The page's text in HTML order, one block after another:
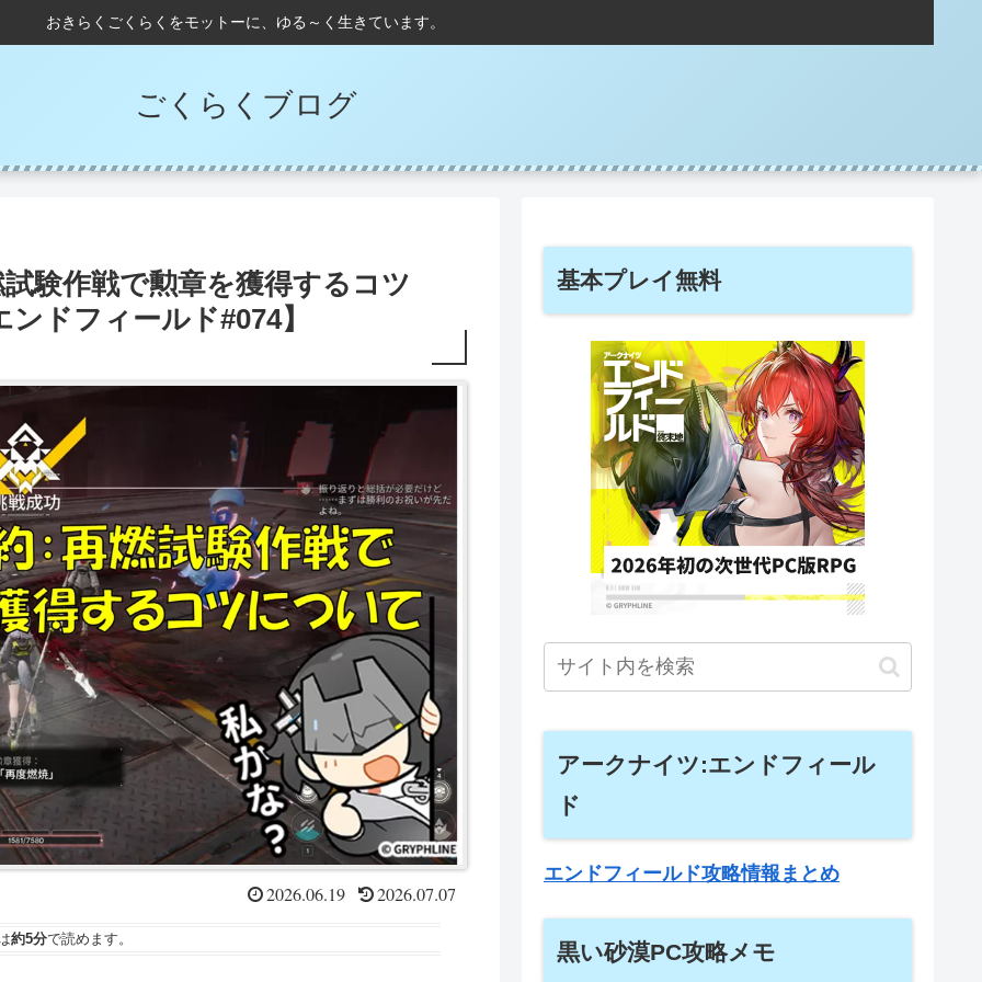
おきらくごくらくをモットーに、ゆる～く生きています。
ごくらくブログ
験作戦で勲章を獲得するコツ
ドフィールド#074】
2026.06.19 2026.07.07
約5分で読めます。
基本プレイ無料
アークナイツ:エンドフィール
ド
エンドフィールド攻略情報まとめ
黒い砂漠PC攻略メモ